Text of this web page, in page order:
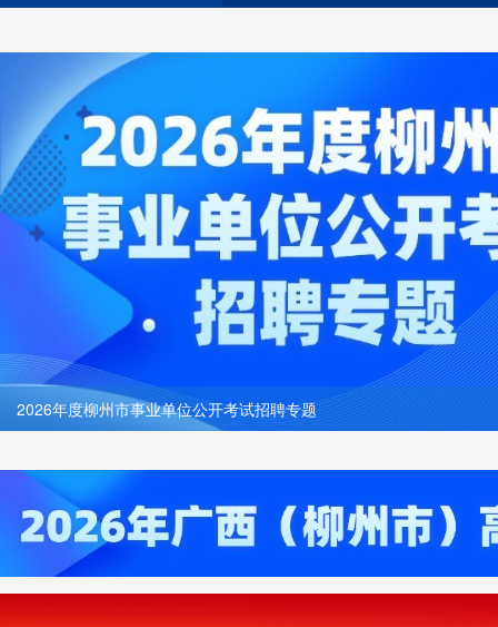
2026年度柳州市事业单位公开考试招聘专题